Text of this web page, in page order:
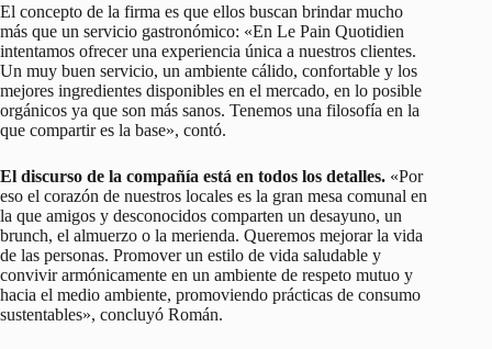
El concepto de la firma es que ellos buscan brindar mucho
más que un servicio gastronómico: «En Le Pain Quotidien
intentamos ofrecer una experiencia única a nuestros clientes.
Un muy buen servicio, un ambiente cálido, confortable y los
mejores ingredientes disponibles en el mercado, en lo posible
orgánicos ya que son más sanos. Tenemos una filosofía en la
que compartir es la base», contó.
El discurso de la compañía está en todos los detalles. «Por
eso el corazón de nuestros locales es la gran mesa comunal en
la que amigos y desconocidos comparten un desayuno, un
brunch, el almuerzo o la merienda. Queremos mejorar la vida
de las personas. Promover un estilo de vida saludable y
convivir armónicamente en un ambiente de respeto mutuo y
hacia el medio ambiente, promoviendo prácticas de consumo
sustentables», concluyó Román.